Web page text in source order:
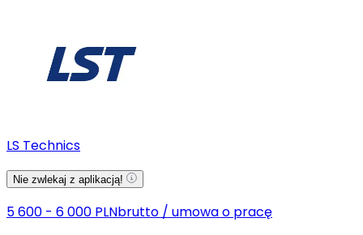
LS Technics
Nie zwlekaj z aplikacją!
5 600 - 6 000 PLNbrutto / umowa o pracę